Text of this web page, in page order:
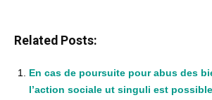
Related Posts:
En cas de poursuite pour abus des
l’action sociale ut singuli est